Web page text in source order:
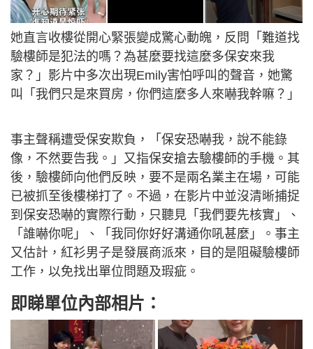
她直言收樓從開心緊張變成驚心動魄，反問「難道找
驗樓師是犯法的嗎？為甚麼要找這麼多保安來我
家？」影片中多次出現Emily害怕呼叫的聲音，她驚
叫「我們只是來買房，你們這麼多人來嚇我幹嘛？」
事主聲稱遭受保安欺負，「保安恐嚇我，說不能錄
像，不然要告我。」又指保安搶去驗樓師的手機。其
後，驗樓師向他們反映，要不是兩名業主在場，可能
已被抓至後樓梯打了。不過，在影片中並沒清晰捕捉
到保安恐嚇的實際行動，只聽見「我們要先核實」、
「誰嚇你呢」、「我同你好好溝通你吼甚麼」。事主
又估計，紅衫男子是發展商派來，目的是阻礙驗樓師
工作，以免找出單位問題及瑕疵。
即睇單位內部相片：